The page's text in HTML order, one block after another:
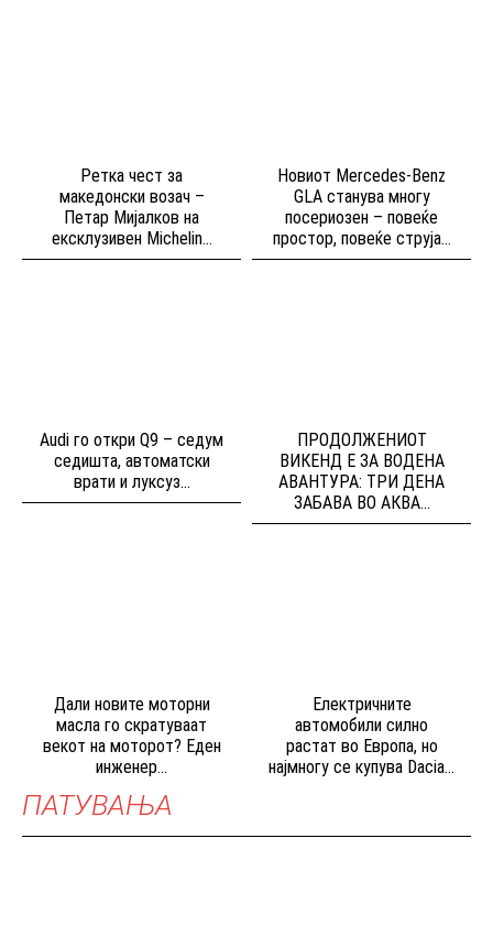
Ретка чест за
македонски возач –
Петар Мијалков на
ексклузивен Michelin...
Новиот Mercedes-Benz
GLA станува многу
посериозен – повеќе
простор, повеќе струја...
Audi го откри Q9 – седум
седишта, автоматски
врати и луксуз...
ПРОДОЛЖЕНИОТ
ВИКЕНД Е ЗА ВОДЕНА
АВАНТУРА: ТРИ ДЕНА
ЗАБАВА ВО АКВА...
Дали новите моторни
масла го скратуваат
векот на моторот? Еден
инженер...
Електричните
автомобили силно
растат во Европа, но
најмногу се купува Dacia...
ПАТУВАЊА